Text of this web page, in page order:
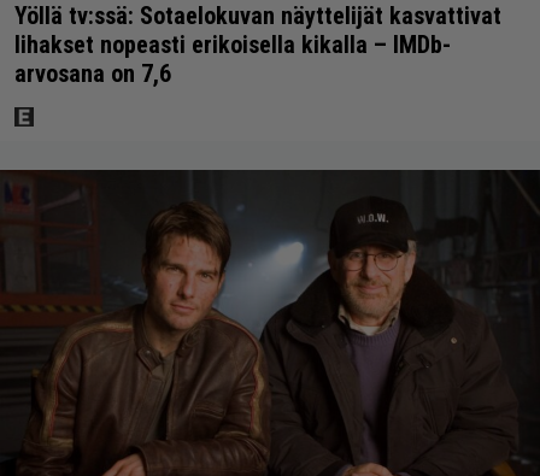
Yöllä tv:ssä: Sotaelokuvan näyttelijät kasvattivat
lihakset nopeasti erikoisella kikalla – IMDb-
arvosana on 7,6